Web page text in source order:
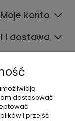
Moje konto
i dostawa
dostosować
i przejść